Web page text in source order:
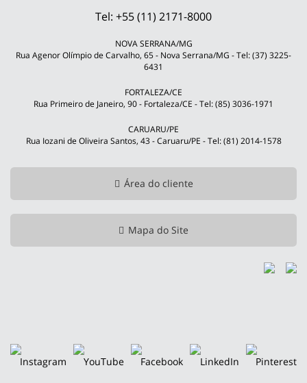
Tel: +55 (11) 2171-8000
NOVA SERRANA/MG
Rua Agenor Olímpio de Carvalho, 65 - Nova Serrana/MG - Tel: (37) 3225-
6431
FORTALEZA/CE
Rua Primeiro de Janeiro, 90 - Fortaleza/CE - Tel: (85) 3036-1971
CARUARU/PE
Rua Iozani de Oliveira Santos, 43 - Caruaru/PE - Tel: (81) 2014-1578
Área do cliente
Mapa do Site